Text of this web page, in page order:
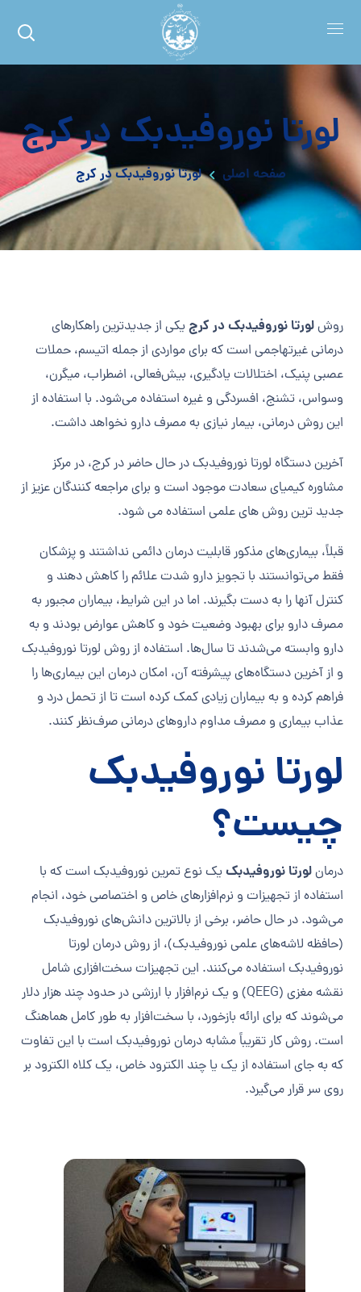
لورتا نوروفیدبک در کرج
صفحه اصلی لورتا نوروفیدبک در کرج
روشلورتا نوروفیدبک در کرجیکی از جدیدترین راهکارهای
درمانی غیرتهاجمی است که برای مواردی از جمله اتیسم، حملات
عصبی پنیک، اختلالات یادگیری، بیش‌فعالی، اضطراب، میگرن،
وسواس، تشنج، افسردگی و غیره استفاده می‌شود. با استفاده از
این روش درمانی، بیمار نیازی به مصرف دارو نخواهد داشت.
آخرین دستگاه لورتا نوروفیدبک در حال حاضر در کرج، در مرکز
مشاوره کیمیای سعادت موجود است و برای مراجعه کنندگان عزیز از
جدید ترین روش های علمی استفاده می شود.
قبلاً، بیماری‌های مذکور قابلیت درمان دائمی نداشتند و پزشکان
فقط می‌توانستند با تجویز دارو شدت علائم را کاهش دهند و
کنترل آنها را به دست بگیرند. اما در این شرایط، بیماران مجبور به
مصرف دارو برای بهبود وضعیت خود و کاهش عوارض بودند و به
دارو وابسته می‌شدند تا سال‌ها. استفاده از روش لورتا نوروفیدبک
و از آخرین دستگاه‌های پیشرفته آن، امکان درمان این بیماری‌ها را
فراهم کرده و به بیماران زیادی کمک کرده است تا از تحمل درد و
عذاب بیماری و مصرف مداوم داروهای درمانی صرف‌نظر کنند.
لورتا نوروفیدبک
چیست؟
درمانلورتا نوروفیدبکیک نوع تمرین نوروفیدبک است که با
استفاده از تجهیزات و نرم‌افزارهای خاص و اختصاصی خود، انجام
می‌شود. در حال حاضر، برخی از بالاترین دانش‌های نوروفیدبک
(حافظه لاشه‌های علمی نوروفیدبک)، از روش درمان لورتا
نوروفیدبک استفاده می‌کنند. این تجهیزات سخت‌افزاری شامل
نقشه مغزی (QEEG) و یک نرم‌افزار با ارزشی در حدود چند هزار دلار
می‌شوند که برای ارائه بازخورد، با سخت‌افزار به طور کامل هماهنگ
است. روش کار تقریباً مشابه درمان نوروفیدبک است با این تفاوت
که به جای استفاده از یک یا چند الکترود خاص، یک کلاه الکترود بر
روی سر قرار می‌گیرد.